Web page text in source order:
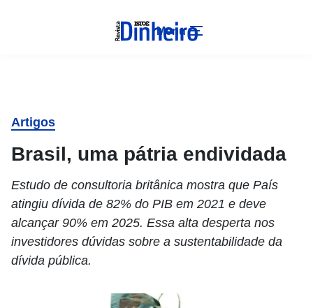
Menu
Artigos
Brasil, uma pátria endividada
Estudo de consultoria britânica mostra que País
atingiu dívida de 82% do PIB em 2021 e deve
alcançar 90% em 2025. Essa alta desperta nos
investidores dúvidas sobre a sustentabilidade da
dívida pública.